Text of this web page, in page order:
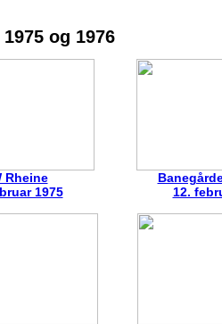
og 1976
Rheine
1975
12.